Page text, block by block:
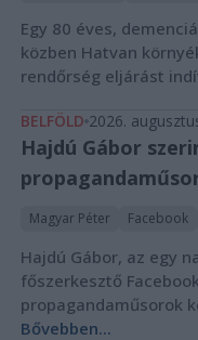
Egy 80 éves,
közben Hatvan
rendőrség eljárást
BELFÖLD 2026.
Hajdú Gábor
Magyar Péter Facebook
Hajdú Gábor, az egy
főszerkesztő
propagandaműsorok
Bővebben...